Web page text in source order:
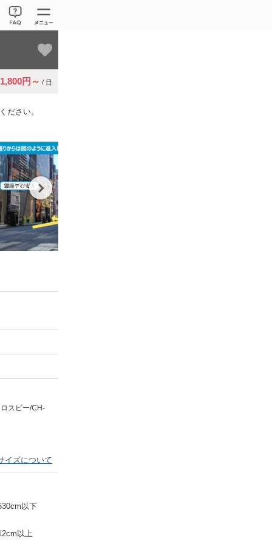
1,800円～ / 日
ださい。
スビー/CH-
イズについて
以下
以上